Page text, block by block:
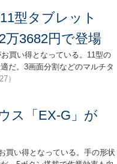
型タブレット
万3682円で登場
買い得となっている。11型の
だ。3画面分割などのマルチタ
）
ス「EX-G」が
買い得となっている。手の形状